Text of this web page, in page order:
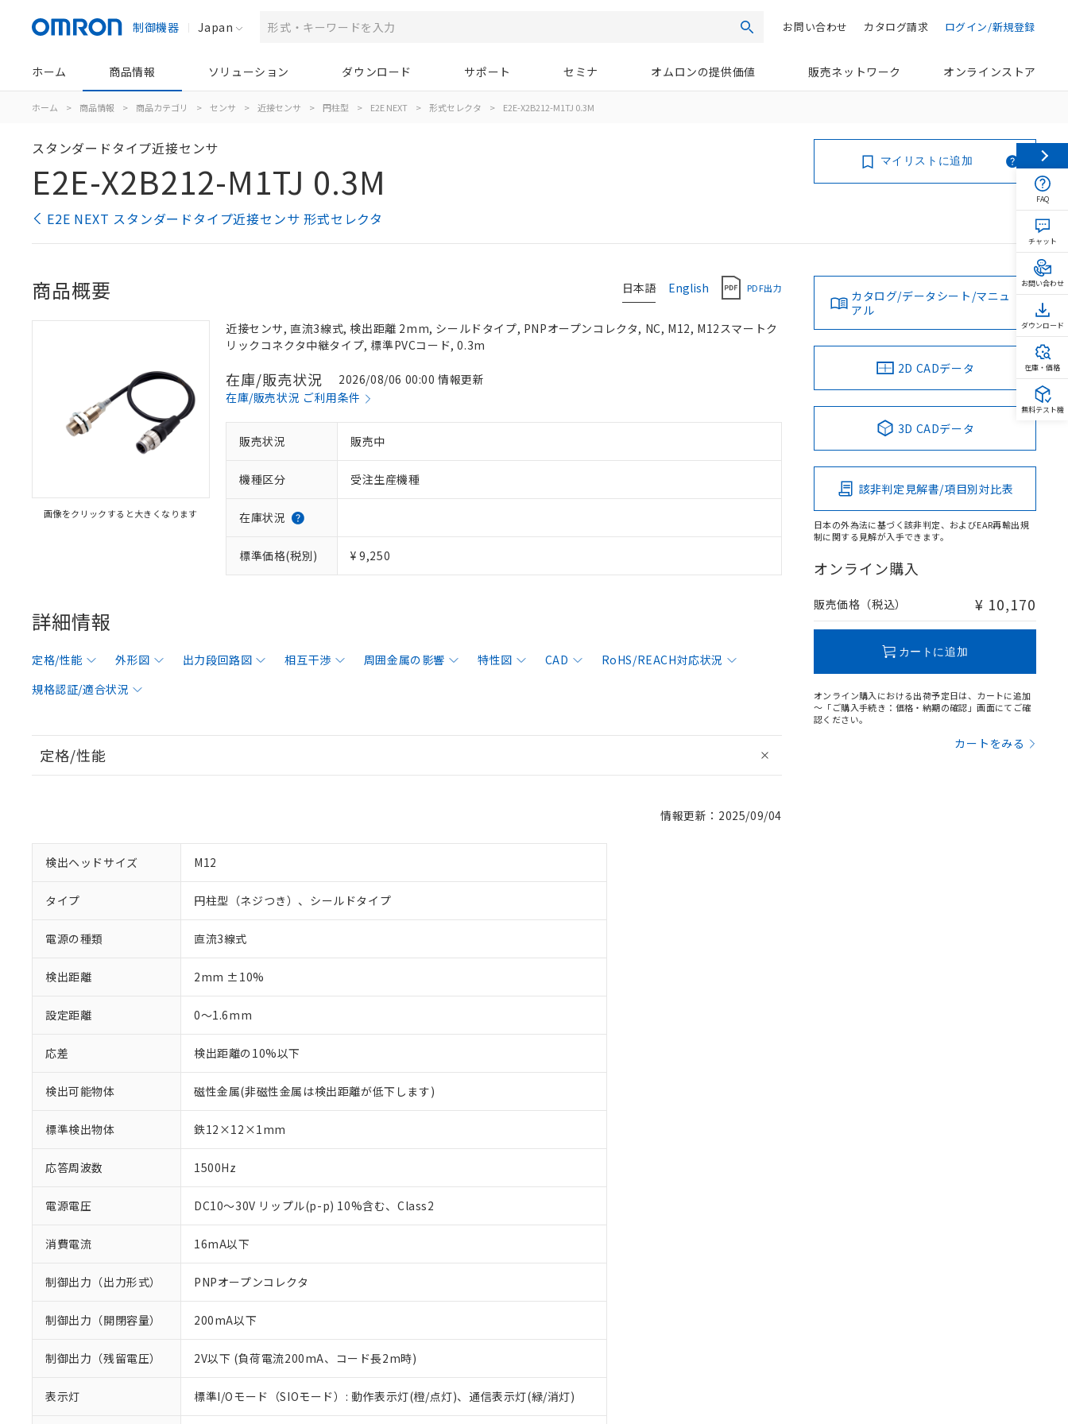
制御機器 Japan 検索 ログイン/新規登録
カタログ請求
お問い合わせ
ホーム 商品情報 ソリューション ダウンロード サポート セミナ オムロンの提供価値 販売ネットワーク オンラインストア
ホーム > 商品情報 > 商品カテゴリ > センサ > 近接センサ > 円柱型 > E2E NEXT > 形式セレクタ > E2E-X2B212-M1TJ 0.3M
スタンダードタイプ近接センサ
E2E-X2B212-M1TJ 0.3M
E2E NEXT スタンダードタイプ近接センサ 形式セレクタ
マイリストに追加
日本語 English PDF出力
商品概要
画像をクリックすると大きくなります
近接センサ, 直流3線式, 検出距離 2mm, シールドタイプ, PNPオープンコレクタ, NC, M12, M12スマートク
リックコネクタ中継タイプ, 標準PVCコード, 0.3m
在庫/販売状況
2026/08/06 00:00 情報更新
在庫/販売状況 ご利用条件
販売状況 販売中
機種区分 受注生産機種
在庫状況
標準価格(税別) ¥ 9,250
詳細情報
定格/性能 外形図 出力段回路図 相互干渉 周囲金属の影響 特性図 CAD
RoHS/REACH対応状況
規格認証/適合状況
定格/性能
情報更新：2025/09/04
検出ヘッドサイズ M12
タイプ 円柱型（ネジつき）、シールドタイプ
電源の種類 直流3線式
検出距離 2mm ±10%
設定距離 0～1.6mm
応差 検出距離の10%以下
検出可能物体 磁性金属(非磁性金属は検出距離が低下します)
標準検出物体 鉄12×12×1mm
応答周波数 1500Hz
電源電圧 DC10～30V リップル(p-p) 10%含む、Class2
消費電流 16mA以下
制御出力（出力形式） PNPオープンコレクタ
制御出力（開閉容量） 200mA以下
制御出力（残留電圧） 2V以下 (負荷電流200mA、コード長2m時)
表示灯 標準I/Oモード（SIOモード）: 動作表示灯(橙/点灯)、通信表示灯(緑/消灯)
カタログ/データシート/マニュ
アル
2D CADデータ
3D CADデータ
該非判定見解書/項目別対比表
日本の外為法に基づく該非判定、およびEAR再輸出規
制に関する見解が入手できます。
オンライン購入
販売価格（税込） ¥ 10,170
カートに追加
オンライン購入における出荷予定日は、カートに追加
～「ご購入手続き：価格・納期の確認」画面にてご確
認ください。
カートをみる
※1 対応状況
対応済み：EU RoHS指令（10物質）の非含有に対応した製品が提供可能な商品です。
FAQ
チャット
お問い合わせ
ダウンロード
在庫・価格
無料テスト機